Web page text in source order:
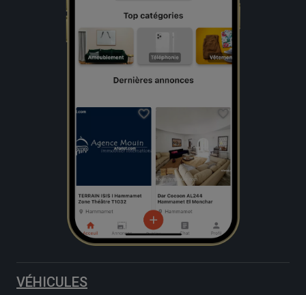
VÉHICULES